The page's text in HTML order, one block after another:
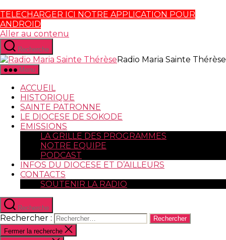
TELECHARGER ICI NOTRE APPLICATION POUR
ANDROID
Aller au contenu
Recherche
Radio Maria Sainte Thérèse
Menu
ACCUEIL
HISTORIQUE
SAINTE PATRONNE
LE DIOCESE DE SOKODE
EMISSIONS
LA GRILLE DES PROGRAMMES
NOTRE EQUIPE
PODCAST
INFOS DU DIOCESE ET D’AILLEURS
CONTACTS
SOUTENIR LA RADIO
Recherche
Rechercher :
Fermer la recherche